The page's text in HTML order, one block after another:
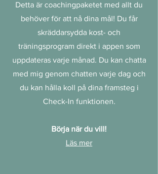
Detta är coachingpaketet med allt du
behöver för att nå dina mål! Du får
skräddarsydda kost- och
träningsprogram direkt i appen som
uppdateras varje månad. Du kan chatta
med mig genom chatten varje dag och
du kan hålla koll på dina framsteg i
Check-In funktionen.
Börja när du vill!
Läs mer